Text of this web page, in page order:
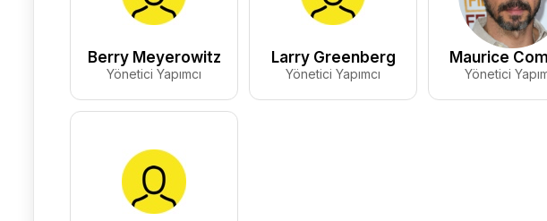
Berry Meyerowitz
Yönetici Yapımcı
Larry Greenberg
Yönetici Yapımcı
Maurice
Yönetici